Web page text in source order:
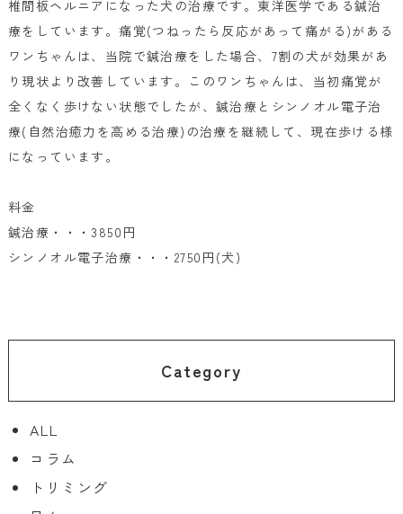
Category
ALL
コラム
トリミング
椎間板ヘルニアになった犬の治療です。東洋医学である鍼治
療をしています。痛覚(つねったら反応があって痛がる)がある
ワンちゃんは、当院で鍼治療をした場合、7割の犬が効果があ
り現状より改善しています。このワンちゃんは、当初痛覚が
全くなく歩けない状態でしたが、鍼治療とシンノオル電子治
療(自然治癒力を高める治療)の治療を継続して、現在歩ける様
になっています。
料金
鍼治療・・・3850円
シンノオル電子治療・・・2750円(犬)